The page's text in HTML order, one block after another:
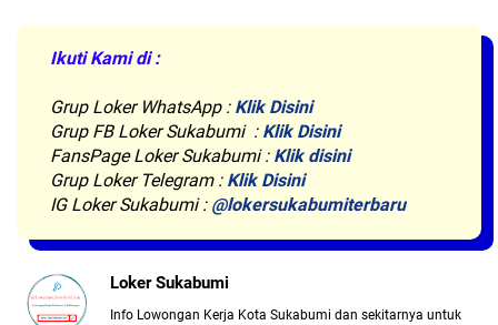
Ikuti Kami di :
Grup Loker WhatsApp : Klik Disini
Grup FB Loker Sukabumi : Klik Disini
FansPage Loker Sukabumi : Klik disini
Grup Loker Telegram : Klik Disini
IG Loker Sukabumi : @lokersukabumiterbaru
Loker Sukabumi
Info Lowongan Kerja Kota Sukabumi dan sekitarnya untuk